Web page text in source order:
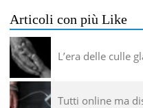
Articoli con più Like
L’era delle culle
Tutti online ma